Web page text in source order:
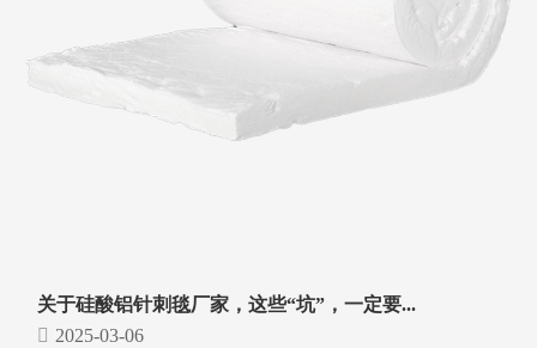
关于硅酸铝针刺毯厂家，这些“坑”，一定要...
2025-03-06